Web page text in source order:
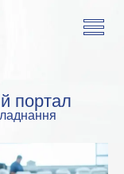
портал